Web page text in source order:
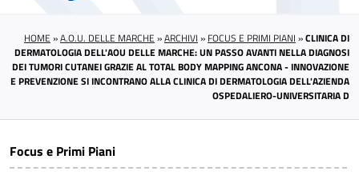
HOME »A.O.U. DELLE MARCHE »ARCHIVI » FOCUS E PRIMI PIANI »CLINICA DI
DERMATOLOGIA DELL'AOU DELLE MARCHE: UN PASSO AVANTI NELLA DIAGNOSI
DEI TUMORI CUTANEI GRAZIE AL TOTAL BODY MAPPING ANCONA - INNOVAZIONE
E PREVENZIONE SI INCONTRANO ALLA CLINICA DI DERMATOLOGIA DELL'AZIENDA
OSPEDALIERO-UNIVERSITARIA D
Focus e Primi Piani